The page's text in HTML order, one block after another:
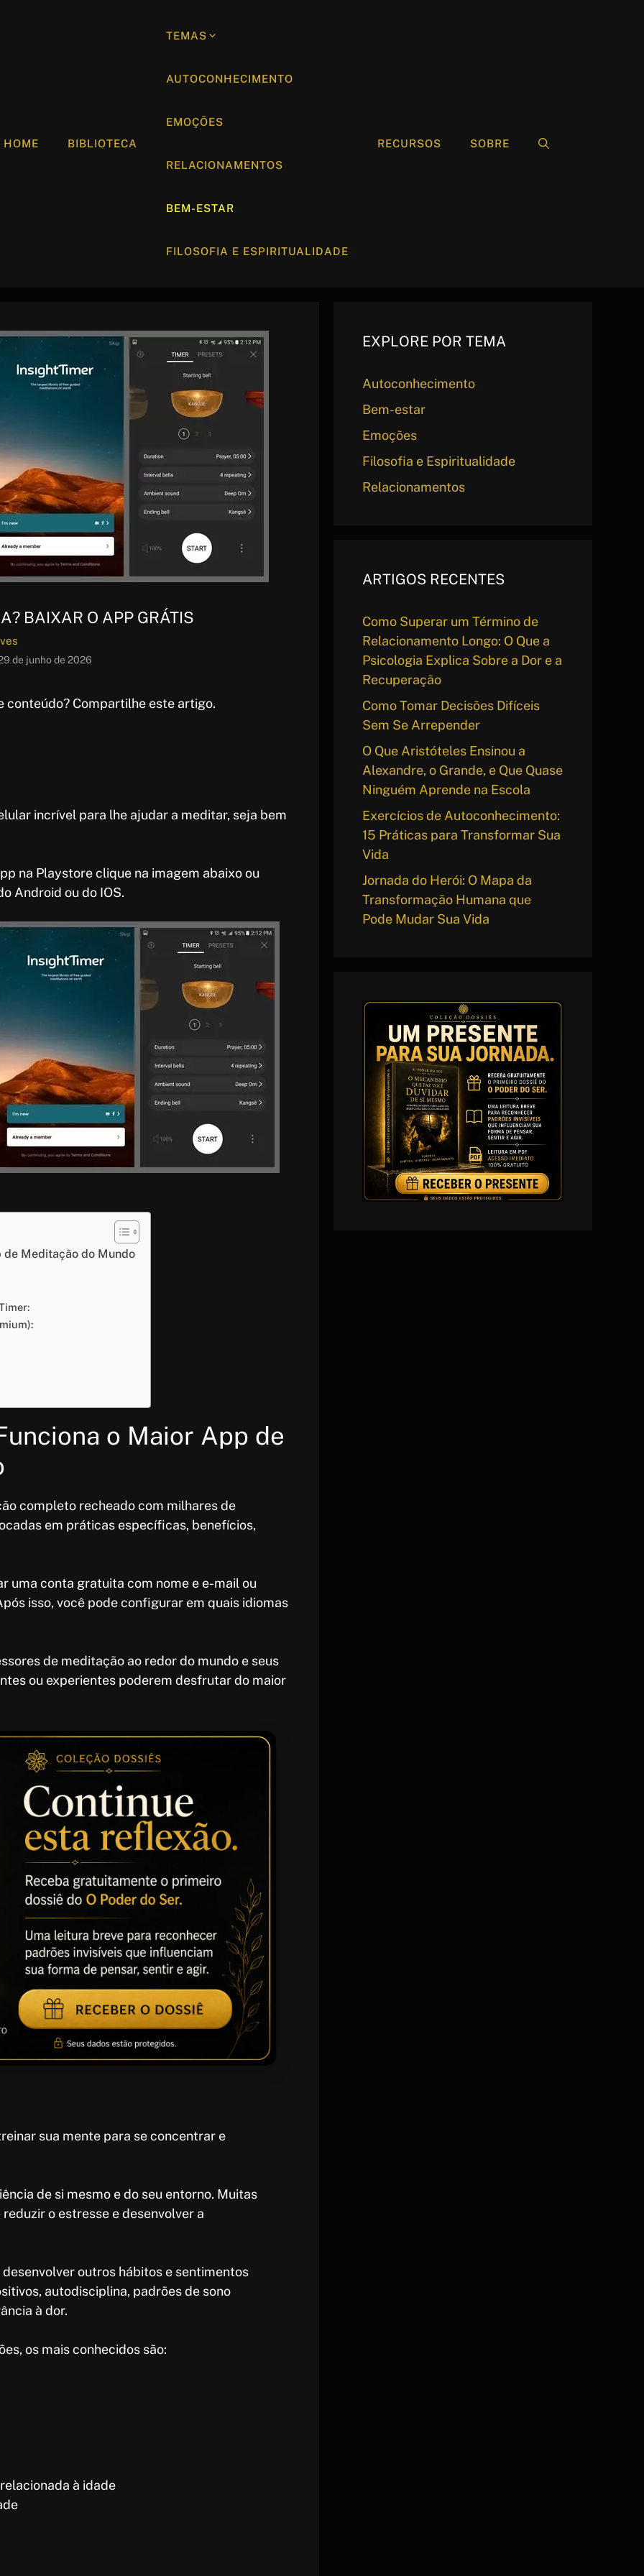
HOME BIBLIOTECA
TEMAS
AUTOCONHECIMENTO
EMOÇÕES
RELACIONAMENTOS
BEM-ESTAR
FILOSOFIA E ESPIRITUALIDADE
RECURSOS SOBRE
BAIXAR O APP GRÁTIS
de junho de 2026
conteúdo? Compartilhe este artigo.
incrível para lhe ajudar a meditar, seja bem
na Playstore clique na imagem abaixo ou
Android ou do IOS.
de Meditação do Mundo
o Maior App de
completo recheado com milhares de
em práticas específicas, benefícios,
uma conta gratuita com nome e e-mail ou
isso, você pode configurar em quais idiomas
de meditação ao redor do mundo e seus
ou experientes poderem desfrutar do maior
sua mente para se concentrar e
de si mesmo e do seu entorno. Muitas
o estresse e desenvolver a
outros hábitos e sentimentos
autodisciplina, padrões de sono
à dor.
os mais conhecidos são:
à idade
EXPLORE POR TEMA
Autoconhecimento
Bem-estar
Emoções
Filosofia e Espiritualidade
Relacionamentos
ARTIGOS RECENTES
Como Superar um Término de
Relacionamento Longo: O Que a
Psicologia Explica Sobre a Dor e a
Recuperação
Como Tomar Decisões Difíceis
Sem Se Arrepender
O Que Aristóteles Ensinou a
Alexandre, o Grande, e Que Quase
Ninguém Aprende na Escola
Exercícios de Autoconhecimento:
15 Práticas para Transformar Sua
Vida
Jornada do Herói: O Mapa da
Transformação Humana que
Pode Mudar Sua Vida